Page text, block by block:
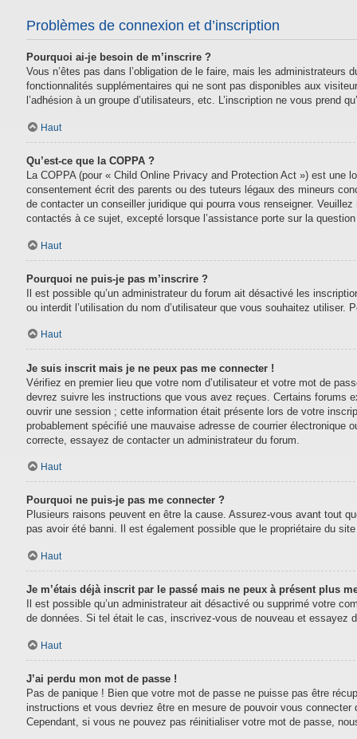
Problèmes de connexion et d’inscription
Pourquoi ai-je besoin de m’inscrire ?
Vous n’êtes pas dans l’obligation de le faire, mais les
fonctionnalités supplémentaires qui ne sont pas disponibles aux
l’adhésion à un groupe d’utilisateurs, etc. L’inscription ne vous prend
Haut
Qu’est-ce que la COPPA ?
La COPPA (pour « Child Online Privacy and Protection Act ») est
consentement écrit des parents ou des tuteurs légaux des mineurs
de contacter un conseiller juridique qui pourra vous renseigner.
contactés à ce sujet, excepté lorsque l’assistance porte sur la
Haut
Pourquoi ne puis-je pas m’inscrire ?
Il est possible qu’un administrateur du forum ait désactivé les
ou interdit l’utilisation du nom d’utilisateur que vous souhaitez
Haut
Je suis inscrit mais je ne peux pas me connecter !
Vérifiez en premier lieu que votre nom d’utilisateur et votre mot de
devrez suivre les instructions que vous avez reçues. Certains forums
ouvrir une session ; cette information était présente lors de votre
probablement spécifié une mauvaise adresse de courrier électronique
correcte, essayez de contacter un administrateur du forum.
Haut
Pourquoi ne puis-je pas me connecter ?
Plusieurs raisons peuvent en être la cause. Assurez-vous avant tout
pas avoir été banni. Il est également possible que le propriétaire du
Haut
Je m’étais déjà inscrit par le passé mais ne peux à présent plus
Il est possible qu’un administrateur ait désactivé ou supprimé votre
de données. Si tel était le cas, inscrivez-vous de nouveau et essayez
Haut
J’ai perdu mon mot de passe !
Pas de panique ! Bien que votre mot de passe ne puisse pas être
instructions et vous devriez être en mesure de pouvoir vous connecter
Cependant, si vous ne pouvez pas réinitialiser votre mot de passe,